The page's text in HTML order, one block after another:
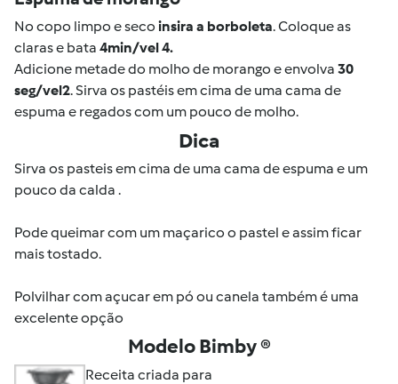
No copo limpo e seco insira a borboleta. Coloque as
claras e bata 4min/vel 4.
Adicione metade do molho de morango e envolva 30
seg/vel2. Sirva os pastéis em cima de uma cama de
espuma e regados com um pouco de molho.
Dica
Sirva os pasteis em cima de uma cama de espuma e um
pouco da calda .
Pode queimar com um maçarico o pastel e assim ficar
mais tostado.
Polvilhar com açucar em pó ou canela também é uma
excelente opção
Modelo Bimby ®
Receita criada para